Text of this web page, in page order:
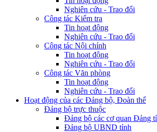
Nghiên cứu - Trao đổi
Công tác Kiểm tra
Tin hoạt động
Nghiên cứu - Trao đổi
Công tác Nội chính
Tin hoạt động
Nghiên cứu - Trao đổi
Công tác Văn phòng
Tin hoạt động
Nghiên cứu - Trao đổi
Hoạt động của các Đảng bộ, Đoàn thể
Đảng bộ trực thuộc
Đảng bộ các cơ quan Đảng
Đảng bộ UBND tỉnh